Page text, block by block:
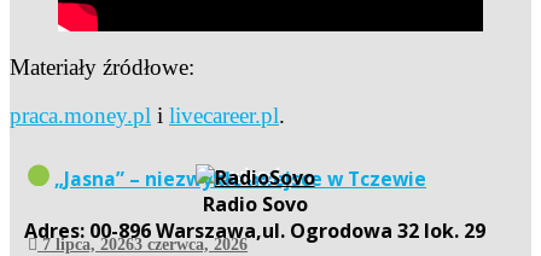
Materiały źródłowe:
praca.money.pl i livecareer.pl.
„Jasna” – niezwykłe miejsce w Tczewie
7 lipca, 20263 czerwca, 2026
więcej
Radio Sovo
Adres: 00-896 Warszawa,ul. Ogrodowa 32 lok. 29